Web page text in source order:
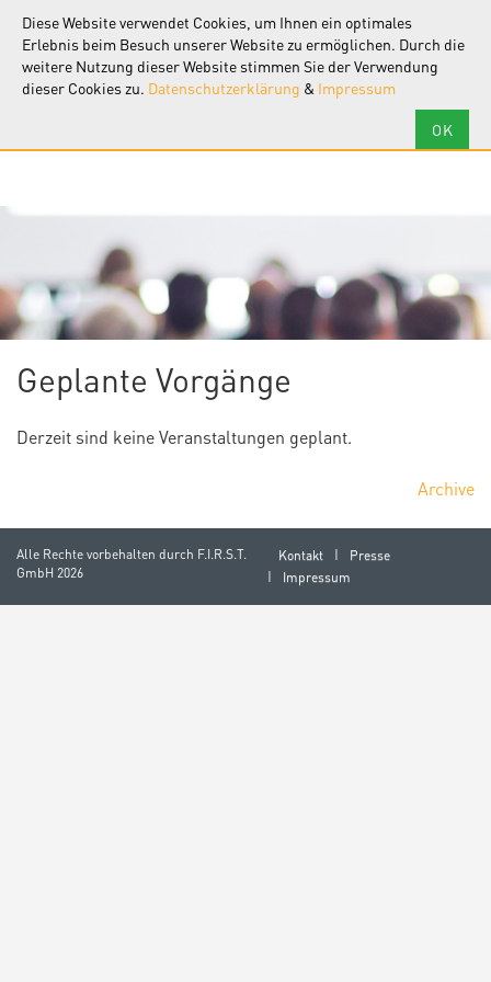
Diese Website verwendet Cookies, um Ihnen ein optimales
Erlebnis beim Besuch unserer Website zu ermöglichen. Durch die
weitere Nutzung dieser Website stimmen Sie der Verwendung
dieser Cookies zu. Datenschutzerklärung & Impressum
F.I.R.S.T.Software
Geplante Vorgänge
Derzeit sind keine Veranstaltungen geplant.
Archive
Alle Rechte vorbehalten durch F.I.R.S.T.
GmbH 2026
Kontakt
Presse
Impressum